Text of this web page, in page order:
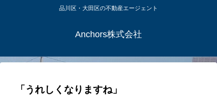
品川区・大田区の不動産エージェント
Anchors株式会社
「うれしくなりますね」